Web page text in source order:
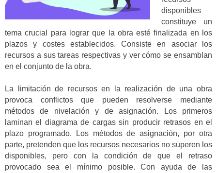
disponibles
constituye un
tema crucial para lograr que la obra esté finalizada en los
plazos y costes establecidos. Consiste en asociar los
recursos a sus tareas respectivas y ver cómo se ensamblan
en el conjunto de la obra.
La limitación de recursos en la realización de una obra
provoca conflictos que pueden resolverse mediante
métodos de nivelación y de asignación. Los primeros
laminan el diagrama de cargas sin producir retrasos en el
plazo programado. Los métodos de asignación, por otra
parte, pretenden que los recursos necesarios no superen los
disponibles, pero con la condición de que el retraso
provocado sea el mínimo posible. Con ayuda de las